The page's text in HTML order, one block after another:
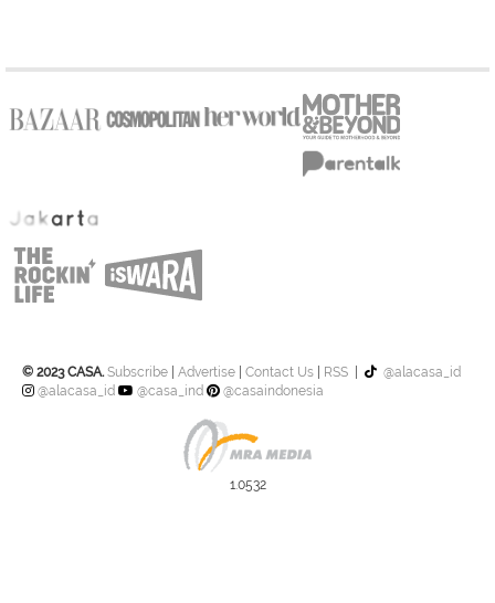
© 2023 CASA. Subscribe Advertise Contact Us RSS
@alacasa_id
@alacasa_id
@casa_ind @casaindonesia
1.0532